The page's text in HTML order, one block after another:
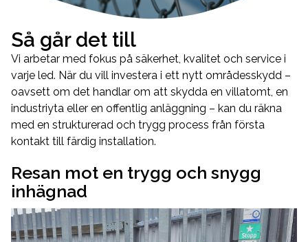
Så går det till
Vi arbetar med fokus på säkerhet, kvalitet och service i
varje led. När du vill investera i ett nytt områdesskydd –
oavsett om det handlar om att skydda en villatomt, en
industriyta eller en offentlig anläggning – kan du räkna
med en strukturerad och trygg process från första
kontakt till färdig installation.
Resan mot en trygg och snygg
inhägnad